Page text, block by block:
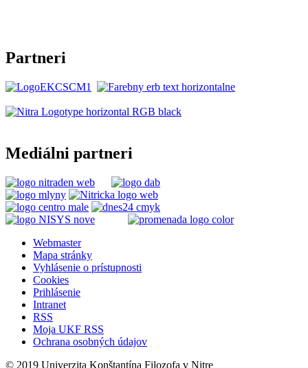
Partneri
Mediálni partneri
Webmaster
Mapa stránky
Vyhlásenie o prístupnosti
Cookies
Prihlásenie
Intranet
RSS
Moja UKF RSS
Ochrana osobných údajov
© 2019 Univerzita Konštantína Filozofa v Nitre